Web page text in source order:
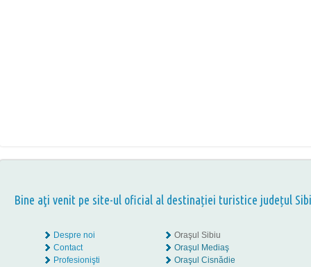
Bine aţi venit pe site-ul oficial al destinației turistice județul
Despre noi
Contact
Profesionişti
Oraşul Sibiu
Oraşul Mediaş
Oraşul Cisnădie